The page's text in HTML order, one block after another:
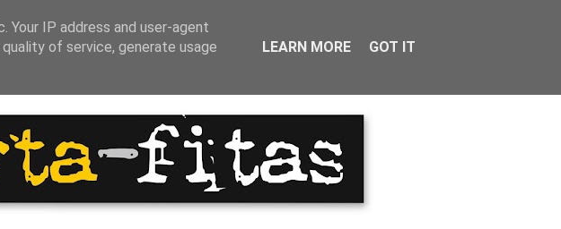
IP address and user-agent
of service, generate usage
LEARN MORE GOT IT